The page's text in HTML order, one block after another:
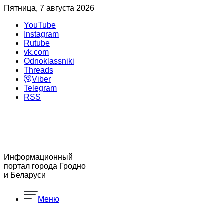
Пятница, 7 августа 2026
YouTube
Instagram
Rutube
vk.com
Odnoklassniki
Threads
Viber
Telegram
RSS
Информационный
портал города Гродно
и Беларуси
Меню